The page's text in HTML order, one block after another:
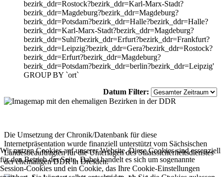
bezirk_ddr=Rostock?bezirk_ddr=Karl-Marx-Stadt?
bezirk_ddr=Magdeburg?bezirk_ddr=Magdeburg?
bezirk_ddr=Potsdam?bezirk_ddr=Halle?bezirk_ddr=Halle?
bezirk_ddr=Karl-Marx-Stadt?bezirk_ddr=Magdeburg?
bezirk_ddr=Suhl?bezirk_ddr=Erfurt?bezirk_ddr=Frankfurt?
bezirk_ddr=Leipzig?bezirk_ddr=Gera?bezirk_ddr=Rostock?
bezirk_ddr=Erfurt?bezirk_ddr=Magdeburg?
bezirk_ddr=Potsdam?bezirk_ddr=berlin?bezirk_ddr=Leipzig'
GROUP BY `ort`
Datum Filter:
Die Umsetzung der Chronik/Datenbank für diese
Internetpräsentation wurde finanziell unterstützt vom Sächsischen
Landesbeauftragten für die Unterlagen des Staatssicherheitsdienstes
der ehemaligen DDR in Dresden.
Wir nutzen Cookies auf unserer Website. Diese Cookies sind essenziell
für den Betrieb der Seite. Dabei handelt es sich um sogenannte
Session-Cookies und ein Cookie, das Ihre Cookie-Einstellungen